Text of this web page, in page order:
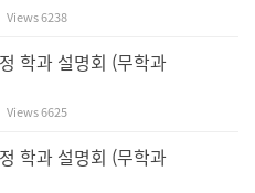
Views6238
학과 설명회 (무학과
Views6625
학과 설명회 (무학과